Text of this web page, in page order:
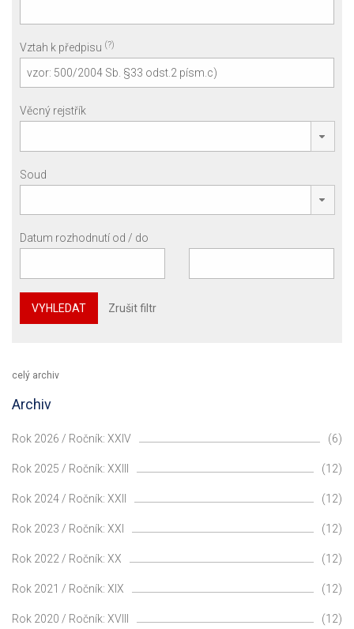
Vztah k předpisu (?)
Věcný rejstřík
Soud
Datum rozhodnutí od / do
VYHLEDAT Zrušit filtr
celý archiv
Archiv
Rok 2026 / Ročník: XXIV (6)
Rok 2025 / Ročník: XXIII (12)
Rok 2024 / Ročník: XXII (12)
Rok 2023 / Ročník: XXI (12)
Rok 2022 / Ročník: XX (12)
Rok 2021 / Ročník: XIX (12)
Rok 2020 / Ročník: XVIII (12)